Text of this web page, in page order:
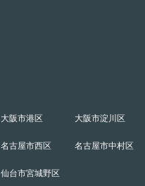
大阪市港区 大阪市淀川区
名古屋市西区 名古屋市中村区
仙台市宮城野区